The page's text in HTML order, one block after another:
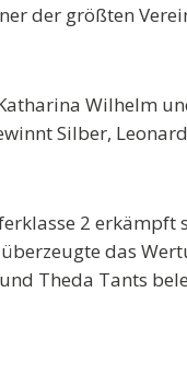
der größten
Wilhelm
Silber,
2 erkämpft
das
Theda Tants